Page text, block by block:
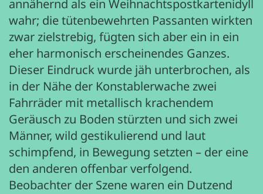
annähernd als ein Weihnachtspostkartenidyll
wahr; die tütenbewehrten Passanten wirkten
zwar zielstrebig, fügten sich aber ein in ein
eher harmonisch erscheinendes Ganzes.
Dieser Eindruck wurde jäh unterbrochen, als
in der Nähe der Konstablerwache zwei
Fahrräder mit metallisch krachendem
Geräusch zu Boden stürzten und sich zwei
Männer, wild gestikulierend und laut
schimpfend, in Bewegung setzten – der eine
den anderen offenbar verfolgend.
Beobachter der Szene waren ein Dutzend